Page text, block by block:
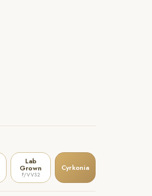
Lab
Grown
F/VVS2
Cyrkonia